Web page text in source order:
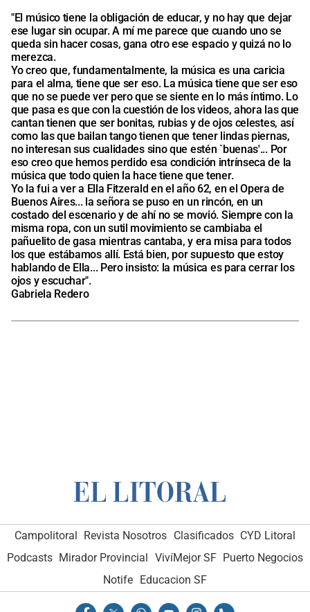
"El músico tiene la obligación de educar, y no hay que dejar
ese lugar sin ocupar. A mí me parece que cuando uno se
queda sin hacer cosas, gana otro ese espacio y quizá no lo
merezca.
Yo creo que, fundamentalmente, la música es una caricia
para el alma, tiene que ser eso. La música tiene que ser eso
que no se puede ver pero que se siente en lo más íntimo. Lo
que pasa es que con la cuestión de los videos, ahora las que
cantan tienen que ser bonitas, rubias y de ojos celestes, así
como las que bailan tango tienen que tener lindas piernas,
no interesan sus cualidades sino que estén `buenas'... Por
eso creo que hemos perdido esa condición intrínseca de la
música que todo quien la hace tiene que tener.
Yo la fui a ver a Ella Fitzerald en el año 62, en el Opera de
Buenos Aires... la señora se puso en un rincón, en un
costado del escenario y de ahí no se movió. Siempre con la
misma ropa, con un sutil movimiento se cambiaba el
pañuelito de gasa mientras cantaba, y era misa para todos
los que estábamos allí. Está bien, por supuesto que estoy
hablando de Ella... Pero insisto: la música es para cerrar los
ojos y escuchar".
Gabriela Redero
Campolitoral Revista Nosotros Clasificados CYD Litoral
Podcasts Mirador Provincial VivíMejor SF Puerto Negocios
Notife Educacion SF